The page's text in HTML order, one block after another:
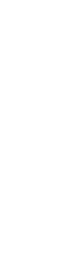
です。
ず変更すること